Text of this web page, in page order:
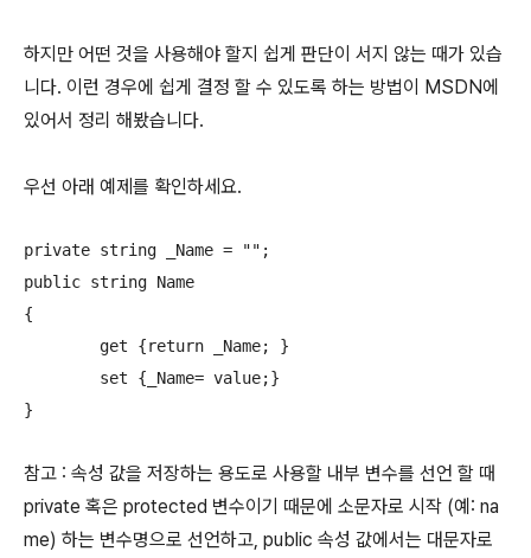
하지만 어떤 것을 사용해야 할지 쉽게 판단이 서지 않는 때가 있습
니다. 이런 경우에 쉽게 결정 할 수 있도록 하는 방법이 MSDN에
있어서 정리 해봤습니다.
우선 아래 예제를 확인하세요.
private string _Name = "";
public string Name
{
}
참고 : 속성 값을 저장하는 용도로 사용할 내부 변수를 선언 할 때
private 혹은 protected 변수이기 때문에 소문자로 시작 (예: na
me) 하는 변수명으로 선언하고, public 속성 값에서는 대문자로